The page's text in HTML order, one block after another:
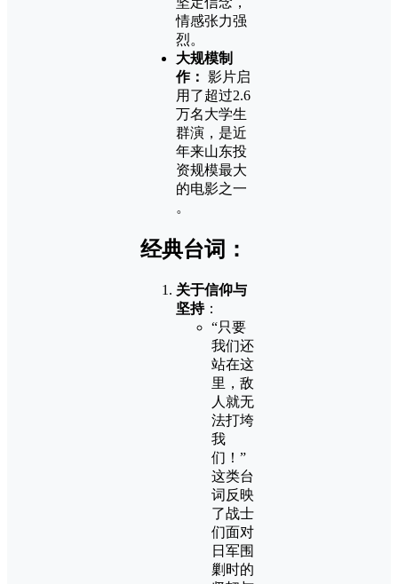
情感张力强
烈。
大规模制
作： 影片启
用了超过2.6
万名大学生
群演，是近
年来山东投
资规模最大
的电影之一​
。
经典台词：
关于信仰与
坚持：
“只要
我们还
站在这
里，敌
人就无
法打垮
我
们！”
这类台
词反映
了战士
们面对
日军围
剿时的